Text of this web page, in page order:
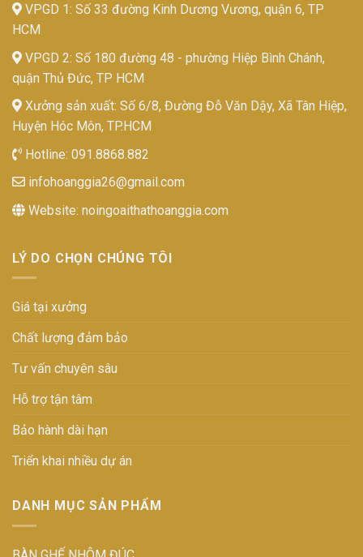
VPGD 1: Số 33 đường Kinh Dương Vương, quận 6, TP
HCM
VPGD 2: Số 180 đường 48 - phường Hiệp Bình Chánh,
quận Thủ Đức, TP HCM
Xưởng sản xuất: Số 6/8, Đường Đỗ Văn Dậy, Xã Tân Hiệp,
Huyện Hóc Môn, TP.HCM
Hotline: 091.8868.882
infohoanggia26@gmail.com
Website: noingoaithathoanggia.com
LÝ DO CHỌN CHÚNG TÔI
Giá tại xưởng
Chất lượng đảm bảo
Tư vấn chuyên sâu
Hỗ trợ tận tâm
Bảo hành dài hạn
Triển khai nhiều dự án
DANH MỤC SẢN PHẨM